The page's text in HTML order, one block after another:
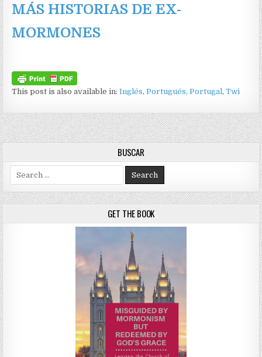
MÁS HISTORIAS DE EX-
MORMONES
This post is also available in:Inglés Portugués, Portugal Twi
BUSCAR
Search for:
GET THE BOOK